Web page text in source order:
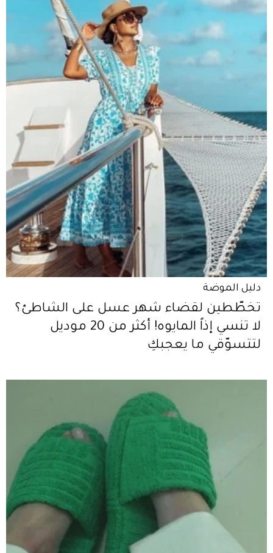
دليل الموضة
تخطّطين لقضاء شهر عسل على الشاطئ؟
لا تنسي إذاً المايوه! أكثر من 20 موديل
لتتسوّقي ما يعجبكِ